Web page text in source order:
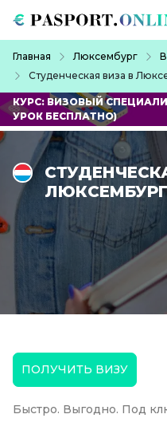
Главная Люксембург
Студенческая виза в
КУРС: ВИЗОВЫЙ
УРОК БЕСПЛАТНО)
ЛЮКСЕМБУРГ
ПОЛУЧИТЬ ВИЗУ
Быстро. Выгодно. Под